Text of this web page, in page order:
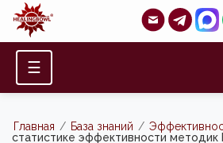
☰
Главная / База знаний /
статистике эффективности